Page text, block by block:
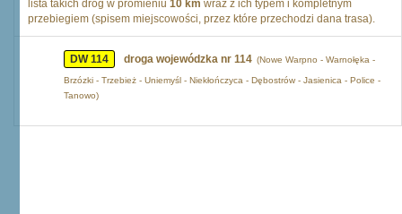
lista takich dróg w promieniu 10 km wraz z ich typem i kompletnym
przebiegiem (spisem miejscowości, przez które przechodzi dana trasa).
DW 114 droga wojewódzka nr 114 (Nowe Warpno - Warnołęka -
Brzózki - Trzebież - Uniemyśl - Niekłończyca - Dębostrów - Jasienica - Police -
Tanowo)